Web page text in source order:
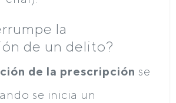
la
de un delito?
de la prescripción se
se inicia un